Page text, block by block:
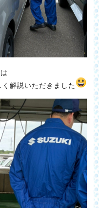
解説いただきました